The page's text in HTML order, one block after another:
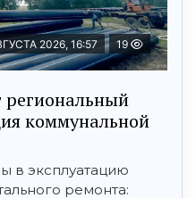
2026, 16:57 19
региональный
коммунальной
в эксплуатацию
ремонта: